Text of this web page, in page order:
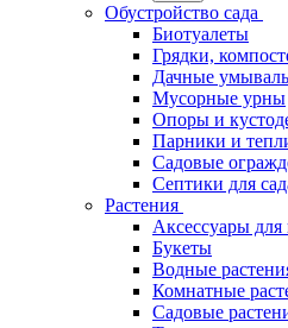
Обустройство сада
Биотуалеты
Грядки,
Дачные
Мусорные урны
Опоры и
Парники и
Садовые
Септики для
Растения
Аксессуары для
Букеты
Водные
Комнатные
Садовые